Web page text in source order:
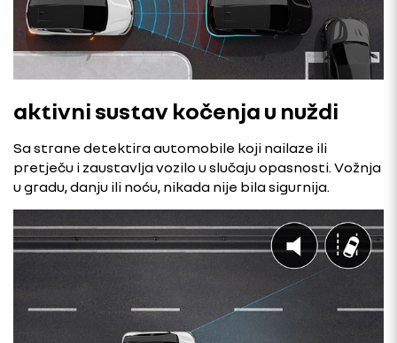
aktivni sustav kočenja u nuždi
Sa strane detektira automobile koji nailaze ili
pretječu i zaustavlja vozilo u slučaju opasnosti. Vožnja
u gradu, danju ili noću, nikada nije bila sigurnija.